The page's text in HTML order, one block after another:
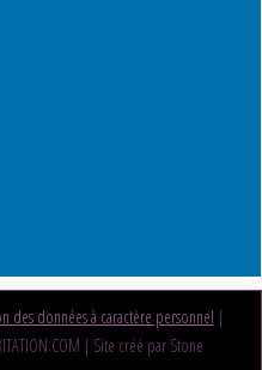
des données à caractère personnel |
| Site créé par Stone